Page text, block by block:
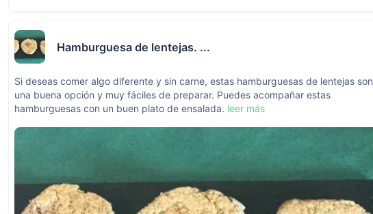
Hamburguesa de lentejas. ...
Si deseas comer algo diferente y sin carne, estas hamburguesas de lentejas son
una buena opción y muy fáciles de preparar. Puedes acompañar estas
hamburguesas con un buen plato de ensalada. leer más